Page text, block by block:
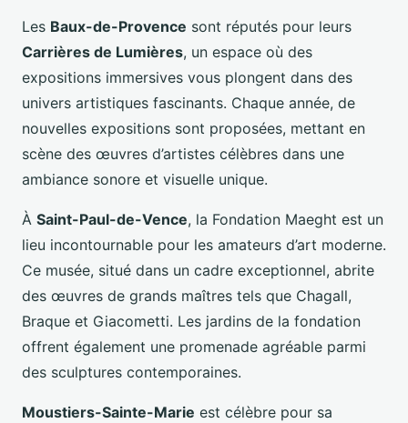
Les Baux-de-Provence sont réputés pour leurs
Carrières de Lumières, un espace où des
expositions immersives vous plongent dans des
univers artistiques fascinants. Chaque année, de
nouvelles expositions sont proposées, mettant en
scène des œuvres d’artistes célèbres dans une
ambiance sonore et visuelle unique.
À Saint-Paul-de-Vence, la Fondation Maeght est un
lieu incontournable pour les amateurs d’art moderne.
Ce musée, situé dans un cadre exceptionnel, abrite
des œuvres de grands maîtres tels que Chagall,
Braque et Giacometti. Les jardins de la fondation
offrent également une promenade agréable parmi
des sculptures contemporaines.
Moustiers-Sainte-Marie est célèbre pour sa